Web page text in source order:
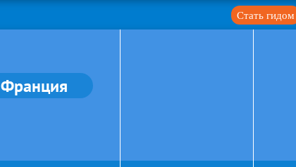
Стать гидом
Франция